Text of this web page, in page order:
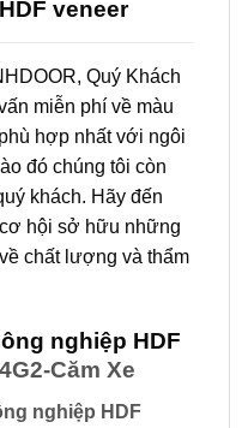
veneer
Quý Khách
miễn phí về màu
hợp nhất với ngôi
đó chúng tôi còn
khách. Hãy đến
hội sở hữu những
chất lượng và thẩm
nghiệp HDF
Căm Xe
nghiệp HDF